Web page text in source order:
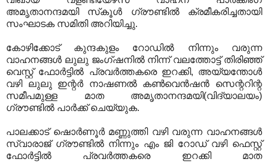
അമൃതാനന്ദമയി സ്‌കൂള്‍ ഗ്രൗണ്ടില്‍ ക്രമീകരിച്ചതായി
സംഘാടക സമിതി അറിയിച്ചു.
കോഴിക്കോട് കുന്ദകുളം റോഡില്‍ നിന്നും വരുന്ന
വാഹനങ്ങള്‍ ലുലു ജംഗ്ഷനില്‍ നിന്ന് വലത്തോട്ട് തിരിഞ്ഞ്
വെസ്റ്റ് ഫോര്‍ട്ടില്‍ പ്രവര്‍ത്തകരെ ഇറക്കി, അയ്യന്തോള്‍
വഴി ലുലു ഇന്റര്‍ നാഷണല്‍ കണ്‍വെന്‍ഷന്‍ സെന്ററിന്റ
സമീപമുള്ള മാത അമൃതാനന്ദമയി(വിദ്യാലയം)
ഗ്രൗണ്ടില്‍ പാര്‍ക്ക് ചെയ്യുക.
പാലക്കാട് ഷൊര്‍ണൂര്‍ മണ്ണുത്തി വഴി വരുന്ന വാഹനങ്ങള്‍
സ്വാരാജ് ഗ്രൗണ്ടില്‍ നിന്നും എം ജി റോഡ് വഴി ഫെസ്റ്റ്
ഫോര്‍ട്ടില്‍ പ്രവര്‍ത്തകരെ ഇറക്കി മാത